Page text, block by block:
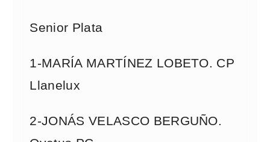
Senior Plata
1-MARÍA MARTÍNEZ LOBETO. CP
Llanelux
2-JONÁS VELASCO BERGUÑO.